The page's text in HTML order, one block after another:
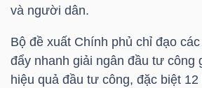
và người dân.
Bộ đề xuất Chính phủ chỉ đạo
đẩy nhanh giải ngân đầu tư công
hiệu quả đầu tư công, đặc biệt
YẾU